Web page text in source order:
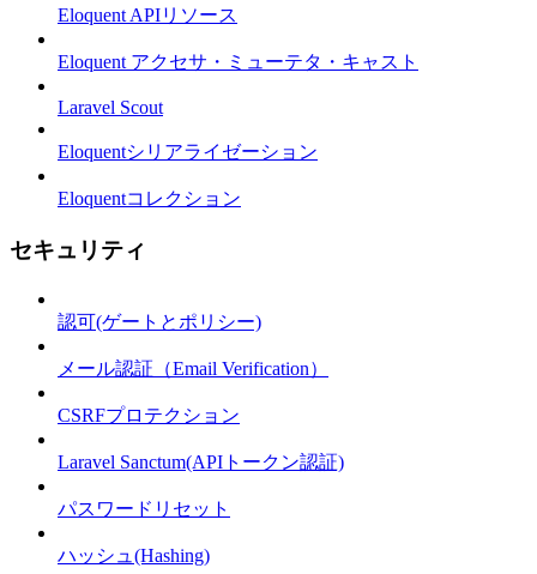
Eloquent APIリソース
Eloquent アクセサ・ミューテタ・キャスト
Laravel Scout
Eloquentシリアライゼーション
Eloquentコレクション
セキュリティ
認可(ゲートとポリシー)
メール認証（Email Verification）
CSRFプロテクション
Laravel Sanctum(APIトークン認証)
パスワードリセット
ハッシュ(Hashing)